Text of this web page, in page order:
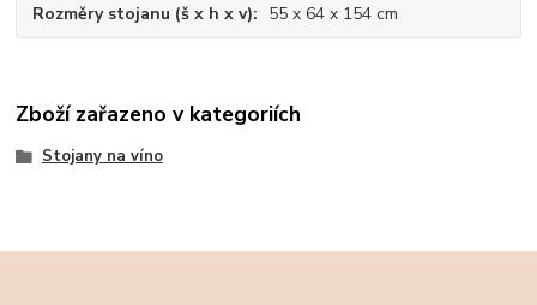
Rozměry stojanu (š x h x v) 55 x 64 x 154 cm
Zboží zařazeno v kategoriích
Stojany na víno